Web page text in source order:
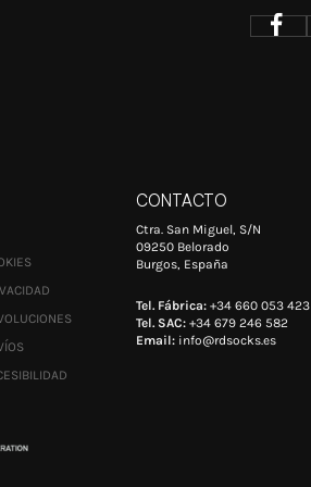
CONTACTO
Ctra. San Miguel, S/N
09250 Belorado
Burgos, España
Tel. Fábrica: +34 660 053 423
Tel. SAC: +34 679 246 582
Email: info@rdsocks.es